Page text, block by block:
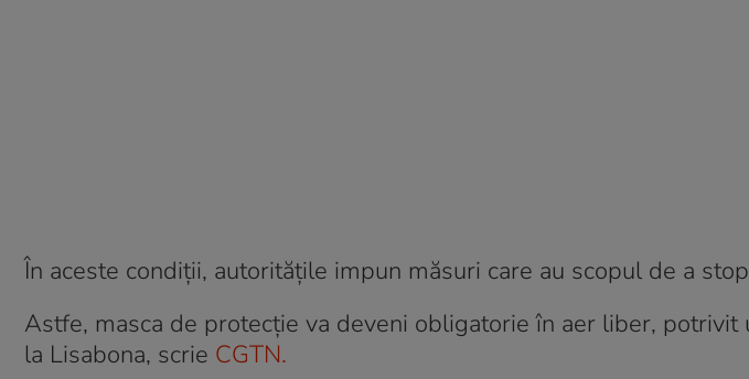
În aceste condiții, autoritățile impun măsuri care au scopul de a
Astfe, masca de protecție va deveni obligatorie în aer liber, potrivit
la Lisabona, scrie CGTN.